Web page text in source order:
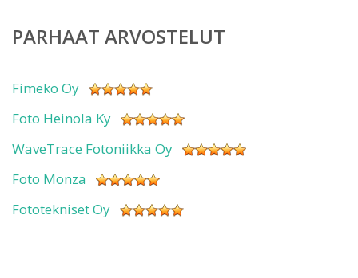
PARHAAT ARVOSTELUT
Fimeko Oy
Foto Heinola Ky
WaveTrace Fotoniikka Oy
Foto Monza
Fototekniset Oy